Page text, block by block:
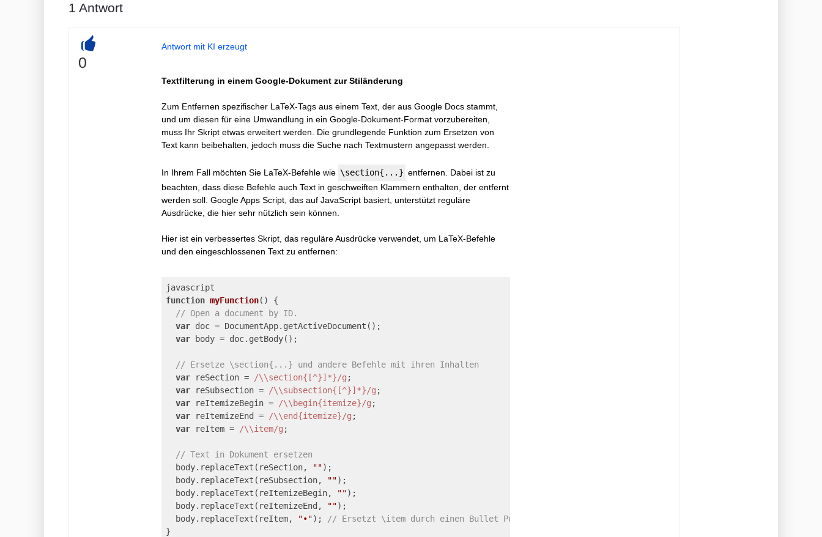
1 Antwort
+
0
Antwort mit KI erzeugt
Textfilterung in einem Google-Dokument zur Stiländerung
Zum Entfernen spezifischer LaTeX-Tags aus einem Text, der aus Google Docs stammt,
und um diesen für eine Umwandlung in ein Google-Dokument-Format vorzubereiten,
muss Ihr Skript etwas erweitert werden. Die grundlegende Funktion zum Ersetzen von
Text kann beibehalten, jedoch muss die Suche nach Textmustern angepasst werden.
In Ihrem Fall möchten Sie LaTeX-Befehle wie \section{...} entfernen. Dabei ist zu
beachten, dass diese Befehle auch Text in geschweiften Klammern enthalten, der entfernt
werden soll. Google Apps Script, das auf JavaScript basiert, unterstützt reguläre
Ausdrücke, die hier sehr nützlich sein können.
Hier ist ein verbessertes Skript, das reguläre Ausdrücke verwendet, um LaTeX-Befehle
und den eingeschlossenen Text zu entfernen:
function myFunction( ) {
// Open a document by ID.
var doc = DocumentApp.getActiveDocument();
var body = doc.getBody();
// Ersetze \section{...} und andere Befehle mit ihren Inhalten
var reSection = /\\section{[^}]*}/g ;
var reSubsection = /\\subsection{[^}]*}/g ;
var reItemizeBegin = /\\begin{itemize}/g ;
var reItemizeEnd = /\\end{itemize}/g ;
var reItem = /\\item/g ;
// Text in Dokument ersetzen
  body.replaceText(reSection,
"");
  body.replaceText(reSubsection,
"");
  body.replaceText(reItemizeBegin,
"");
  body.replaceText(reItemizeEnd,
"");
  body.replaceText(reItem,
"•");
// Ersetzt \item durch einen Bullet Point (•)
}